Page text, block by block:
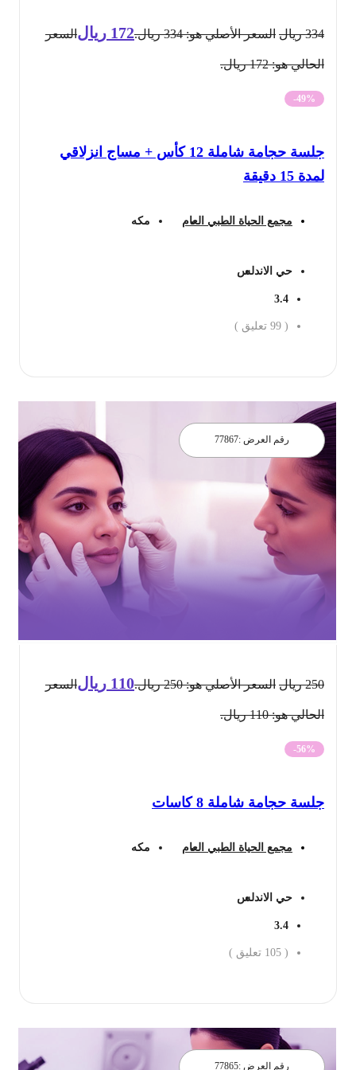
ريال السعر الأصلي هو: 334 ريال. 172 ريالالسعر
الحالي هو: 172 ريال.
-49%
جلسة حجامة شاملة 12 كأس + مساج انزلاقي
لمدة 15 دقيقة
مجمع الحياة الطبي العام مكه
حي الاندلس
3.4
99 تعليق )
رقم العرض : 77867
ريال السعر الأصلي هو: 250 ريال. 110 ريالالسعر
الحالي هو: 110 ريال.
-56%
جلسة حجامة شاملة 8 كاسات
مجمع الحياة الطبي العام مكه
حي الاندلس
3.4
105 تعليق )
رقم العرض : 77865